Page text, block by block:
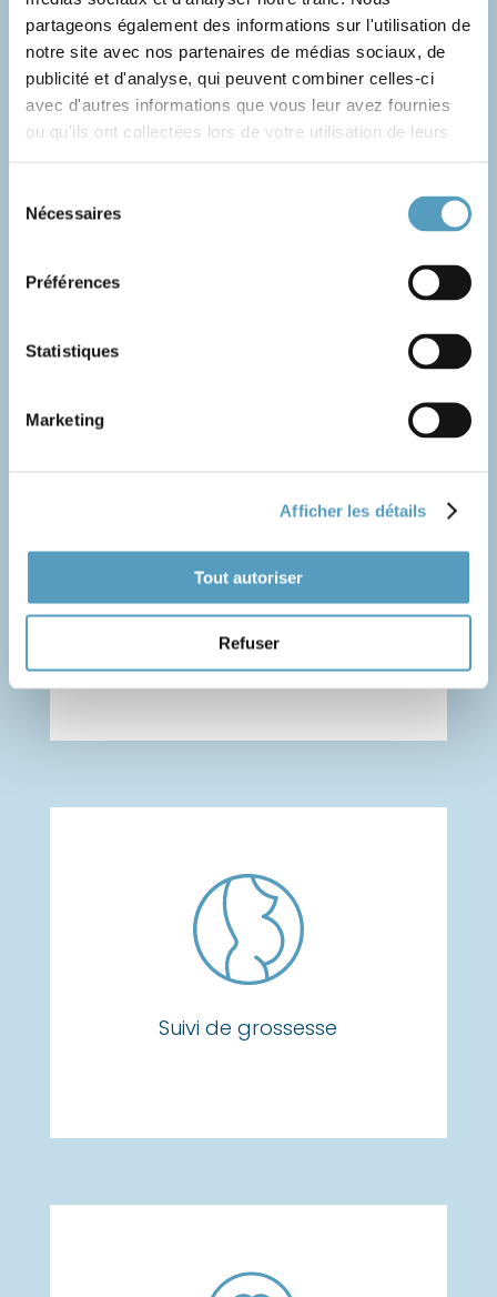
partageons également des informations sur l'utilisation de
notre site avec nos partenaires de médias sociaux, de
publicité et d'analyse, qui peuvent combiner celles-ci
avec d'autres informations que vous leur avez fournies
ou qu'ils ont collectées lors de votre utilisation de leurs
Nécessaires
Préférences
Statistiques
Marketing
Afficher les détails
Tout autoriser
Refuser
Suivi pédiatrique
Suivi de grossesse